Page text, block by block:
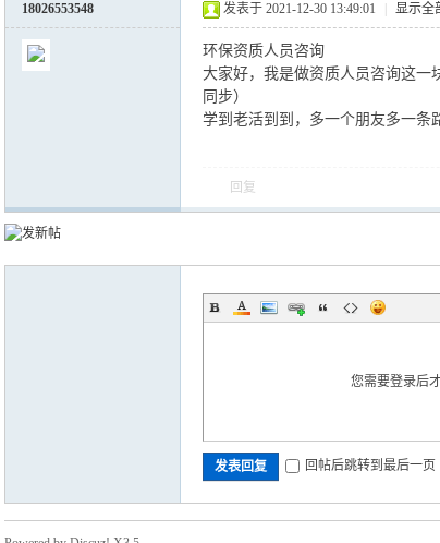
18026553548 发表于 2021-12-30 13:49:01 显示全
环保资质人员咨询
大家好，我是做资质人员咨询这一
同步）
学到老活到到，多一个朋友多一条
回复
您需要登录后
发表回复 回帖后跳转到最后一页